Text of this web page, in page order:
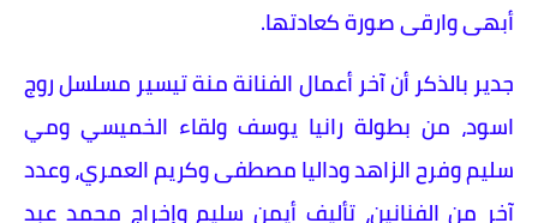
أبهى وارقى صورة كعادتها.
جدير بالذكر أن آخر أعمال الفنانة منة تيسير مسلسل روج
اسود، من بطولة رانيا يوسف ولقاء الخميسي ومي
سليم وفرح الزاهد وداليا مصطفى وكريم العمري، وعدد
آخر من الفنانين، تأليف أيمن سليم وإخراج محمد عبد